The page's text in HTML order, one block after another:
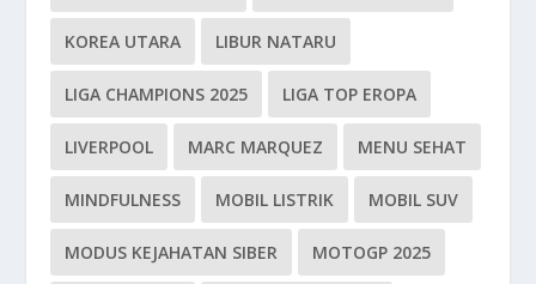
KOREA UTARA LIBUR NATARU
LIGA CHAMPIONS 2025 LIGA TOP EROPA
LIVERPOOL MARC MARQUEZ MENU SEHAT
MINDFULNESS MOBIL LISTRIK MOBIL SUV
MODUS KEJAHATAN SIBER MOTOGP 2025